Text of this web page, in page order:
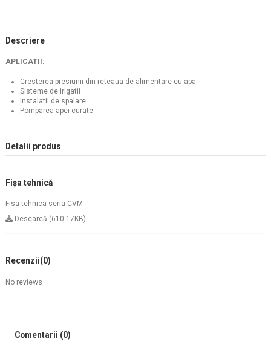
Descriere
APLICATII:
Cresterea presiunii din reteaua de alimentare cu apa
Sisteme de irigatii
Instalatii de spalare
Pomparea apei curate
Detalii produs
Fișa tehnică
Fisa tehnica seria CVM
Descarcă (610.17KB)
Recenzii(0)
No reviews
Comentarii (0)